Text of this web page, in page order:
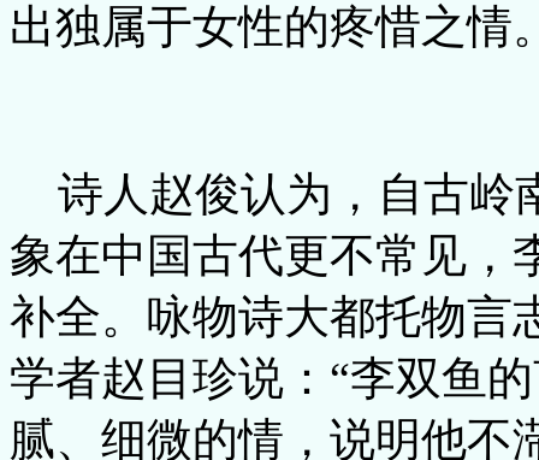
出独属于女性的疼惜之情
诗人赵俊认为，自古岭
象在中国古代更不常见，
补全。咏物诗大都托物言
学者赵目珍说：“李双鱼
腻、细微的情，说明他不